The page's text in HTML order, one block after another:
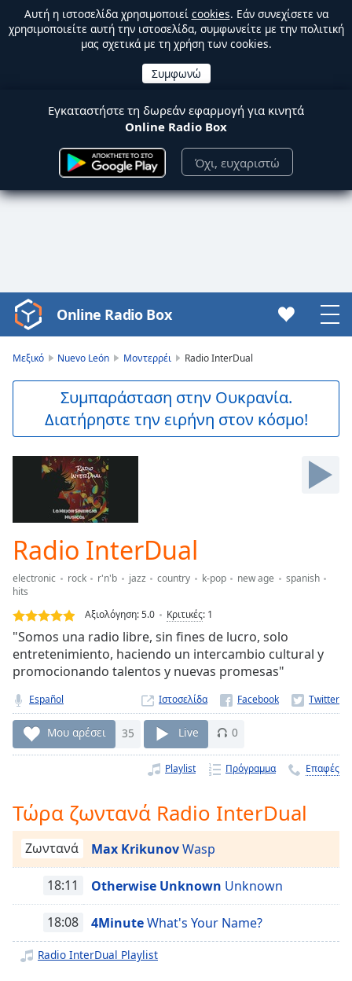
Αυτή η ιστοσελίδα χρησιμοποιεί cookies. Εάν συνεχίσετε να
χρησιμοποιείτε αυτή την ιστοσελίδα, συμφωνείτε με την πολιτική
μας σχετικά με τη χρήση των cookies.
Εγκαταστήστε τη δωρεάν εφαρμογή για κινητά
Online Radio Box
Όχι, ευχαριστώ
Video
Player
Skip
Forward
Loaded:
Stream
TypeLIVE
Seek to
live,
currently
live LIVE
Remaining
Time-
Playback
Rate
Chapters
Chapters
descriptions
off,
Online Radio Box
Μεξικό Nuevo León Μοντερρέι Radio InterDual
Συμπαράσταση στην Ουκρανία.
Διατήρηστε την ειρήνη στον κόσμο!
Radio InterDual
electronic rock r'n'b jazz country k-pop new age
spanish
hits
Αξιολόγηση:5.0 Κριτικές: 1
"Somos una radio libre, sin fines de lucro, solo
entretenimiento, haciendo un intercambio cultural y
promocionando talentos y nuevas promesas"
Español Ιστοσελίδα
Μου αρέσει 35 Live 0
Playlist Πρόγραμμα Επαφές
Τώρα ζωντανά Radio InterDual
Ζωντανά Max KrikunovWasp
18:11 Otherwise Unknown Unknown
18:08 4MinuteWhat's Your Name?
Radio InterDual Playlist